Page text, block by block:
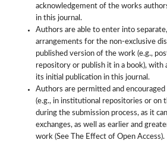
acknowledgement of the works
in this journal.
Authors are able to enter into
arrangements for the non-exclusive
published version of the work (e.g.,
repository or publish it in a book), with
its initial publication in this journal.
Authors are permitted and
(e.g., in institutional repositories or on
during the submission process, as it
exchanges, as well as earlier and
work (See The Effect of Open Access).